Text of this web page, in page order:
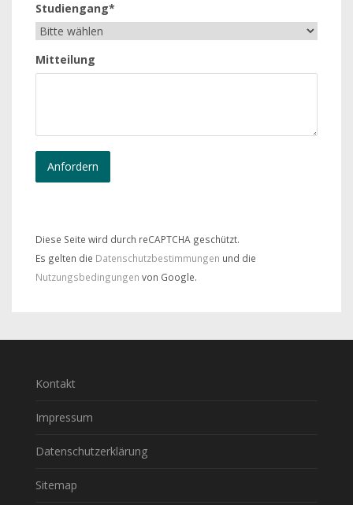
Studiengang*
Mitteilung
Diese Seite wird durch reCAPTCHA geschützt.
Es gelten die Datenschutzbestimmungen und die
Nutzungsbedingungen von Google.
Kontakt
Impressum
Datenschutzerklärung
Sitemap